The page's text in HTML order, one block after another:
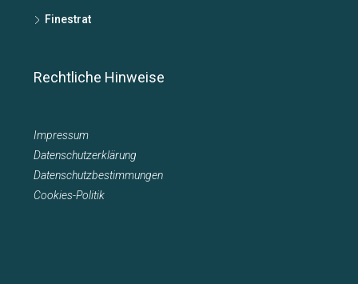
Finestrat
Rechtliche Hinweise
Impressum
Datenschutzerklärung
Datenschutzbestimmungen
Cookies-Politik